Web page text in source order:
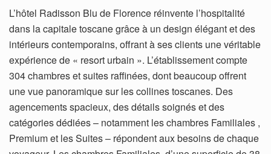
L’hôtel Radisson Blu de Florence réinvente l’hospitalité
dans la capitale toscane grâce à un design élégant et des
intérieurs contemporains, offrant à ses clients une véritable
expérience de « resort urbain ». L’établissement compte
304 chambres et suites raffinées, dont beaucoup offrent
une vue panoramique sur les collines toscanes. Des
agencements spacieux, des détails soignés et des
catégories dédiées – notamment les chambres Familiales ,
Premium et les Suites – répondent aux besoins de chaque